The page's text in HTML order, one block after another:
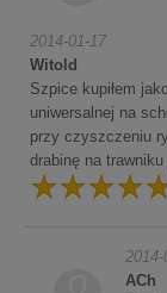
2014-01-17
Witold
Szpice kupiłem
uniwersalnej na
przy czyszczeniu
drabinę na
ACh